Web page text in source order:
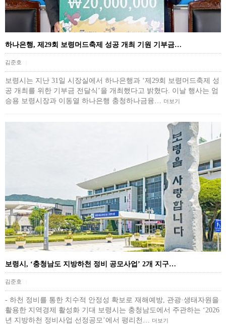
하나은행, 제29회 보령머드축제 성공 개최 기원 기부금…
김준호
보령시는 지난 31일 시장실에서 하나은행과 ‘제29회 보령머드축제 성
공 개최를 위한 기부금 전달식’을 개최했다고 밝혔다. 이날 행사는 엄
승용 보령시장과 이동열 하나은행 충청하나금융… 더보기
보령시, ‘충청남도 지방하천 정비 공모사업’ 2개 지구…
김준호
- 하천 정비를 통한 치수적 안정성 확보로 재해예방, 관광·생태자원을
활용한 지역경제 활성화 기대 보령시는 충청남도에서 주관하는 ‘2026
년 지방하천 정비사업 선정공모’에서 평리천…
더보기